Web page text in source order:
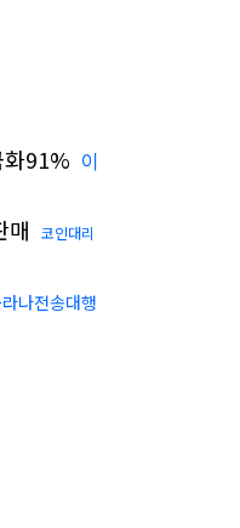
91% 이
매
코인대리
나전송대행